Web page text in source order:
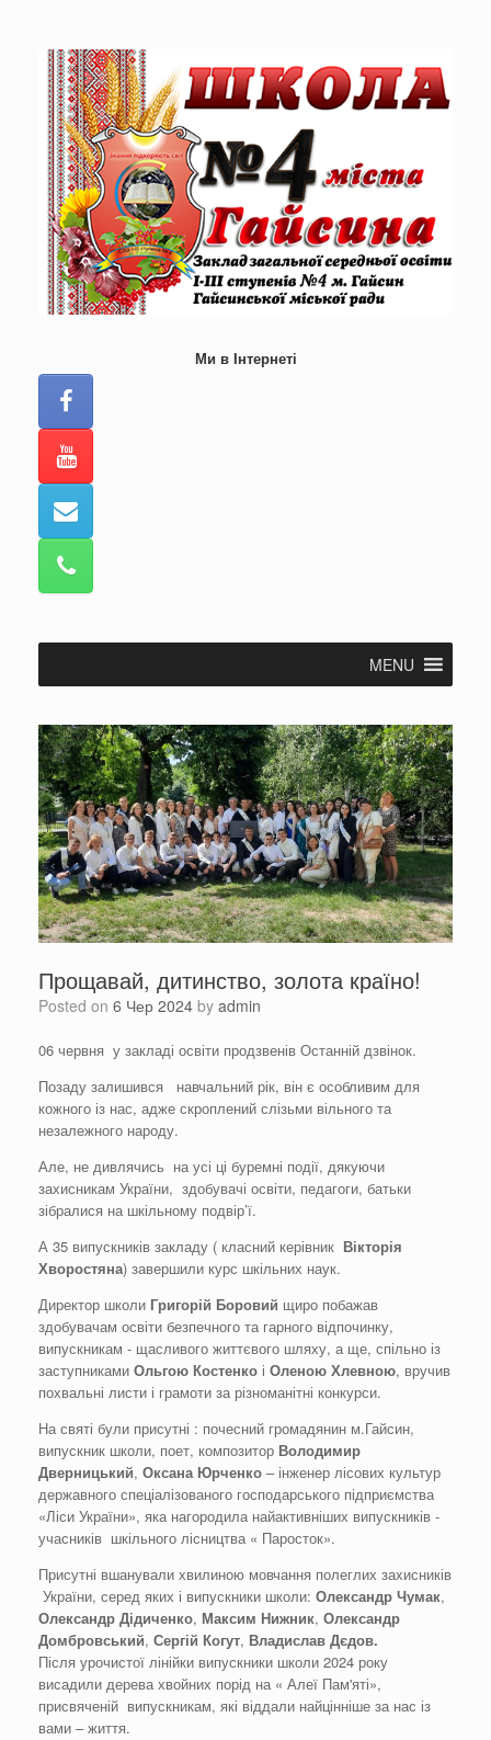
Ми в Інтернеті
MENU
Прощавай, дитинство, золота країно!
Posted on 6 Чер 2024 by admin
06 червня у закладі освіти продзвенів Останній дзвінок.
Позаду залишився навчальний рік, він є особливим для
кожного із нас, адже скроплений слізьми вільного та
незалежного народу.
Але, не дивлячись на усі ці буремні події, дякуючи
захисникам України, здобувачі освіти, педагоги, батьки
зібралися на шкільному подвір’ї.
А 35 випускників закладу ( класний керівник Вікторія
Хворостяна) завершили курс шкільних наук.
Директор школи Григорій Боровий щиро побажав
здобувачам освіти безпечного та гарного відпочинку,
випускникам - щасливого життєвого шляху, а ще, спільно із
заступниками Ольгою Костенко і Оленою Хлевною, вручив
похвальні листи і грамоти за різноманітні конкурси.
На святі були присутні : почесний громадянин м.Гайсин,
випускник школи, поет, композитор Володимир
Дверницький, Оксана Юрченко – інженер лісових культур
державного спеціалізованого господарського підприємства
«Ліси України», яка нагородила найактивніших випускників -
учасників шкільного лісництва « Паросток».
Присутні вшанували хвилиною мовчання полеглих захисників
України, серед яких і випускники школи: Олександр Чумак,
Олександр Дідиченко, Максим Нижник, Олександр
Домбровський, Сергій Когут, Владислав Дєдов.
Після урочистої лінійки випускники школи 2024 року
висадили дерева хвойних порід на « Алеї Пам'яті»,
присвяченій випускникам, які віддали найцінніше за нас із
вами – життя.